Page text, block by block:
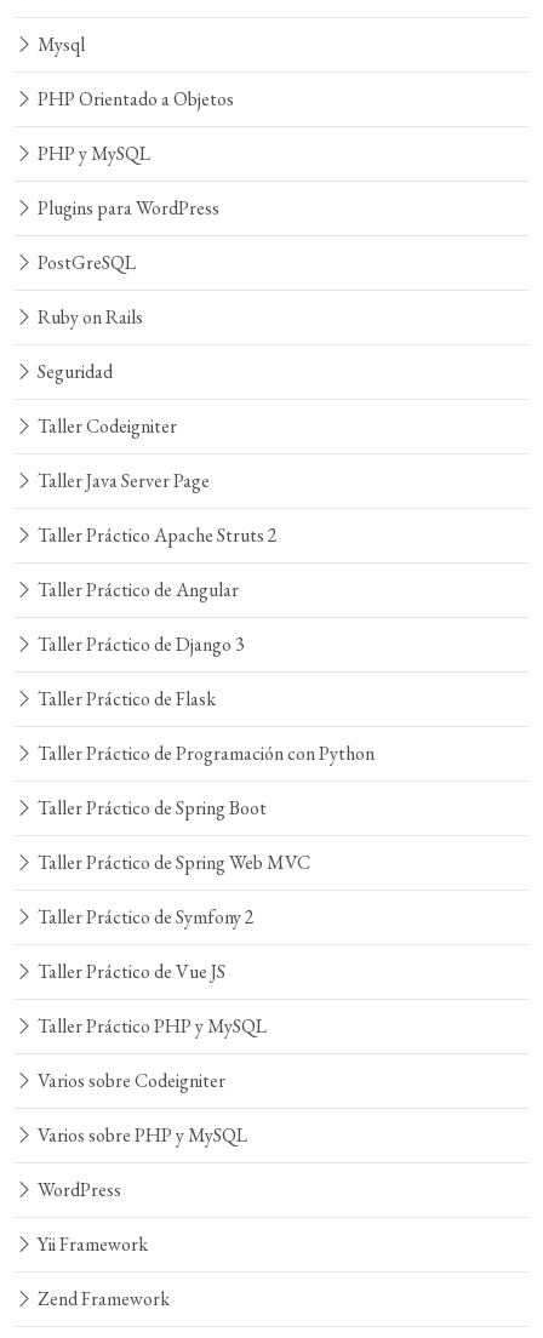
Mysql
PHP Orientado a Objetos
PHP y MySQL
Plugins para WordPress
PostGreSQL
Ruby on Rails
Seguridad
Taller Codeigniter
Taller Java Server Page
Taller Práctico Apache Struts 2
Taller Práctico de Angular
Taller Práctico de Django 3
Taller Práctico de Flask
Taller Práctico de Programación con Python
Taller Práctico de Spring Boot
Taller Práctico de Spring Web MVC
Taller Práctico de Symfony 2
Taller Práctico de Vue JS
Taller Práctico PHP y MySQL
Varios sobre Codeigniter
Varios sobre PHP y MySQL
WordPress
Yii Framework
Zend Framework